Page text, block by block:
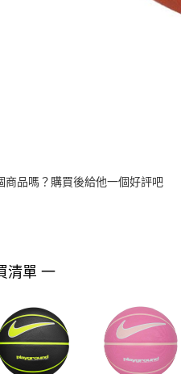
商品嗎？購買後給他一個好評吧
清單 一